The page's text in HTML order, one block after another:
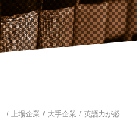
上場企業 大手企業
英語力が必